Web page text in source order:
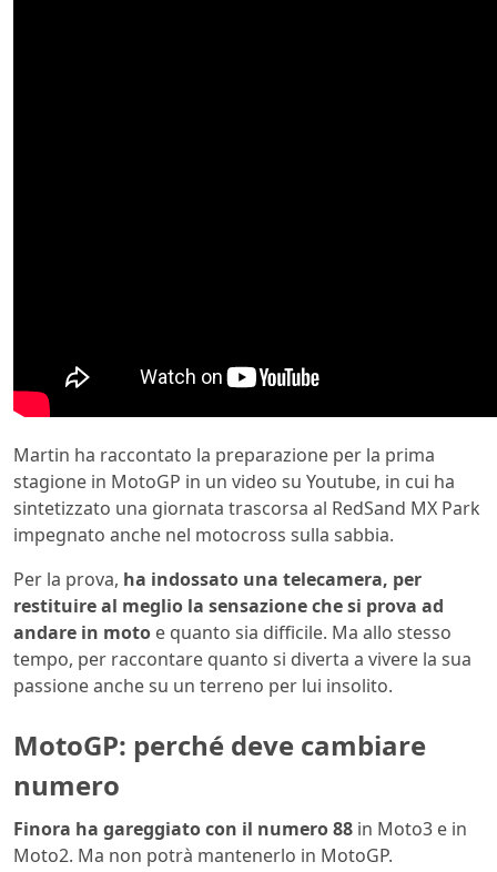
Martin ha raccontato la preparazione per la prima
stagione in MotoGP in un video su Youtube, in cui ha
sintetizzato una giornata trascorsa al RedSand MX Park
impegnato anche nel motocross sulla sabbia.
Per la prova, ha indossato una telecamera, per
restituire al meglio la sensazione che si prova ad
andare in moto e quanto sia difficile. Ma allo stesso
tempo, per raccontare quanto si diverta a vivere la sua
passione anche su un terreno per lui insolito.
MotoGP: perché deve cambiare
numero
Finora ha gareggiato con il numero 88 in Moto3 e in
Moto2. Ma non potrà mantenerlo in MotoGP.